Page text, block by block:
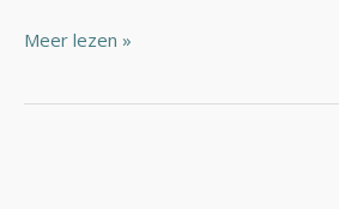
Meer lezen »